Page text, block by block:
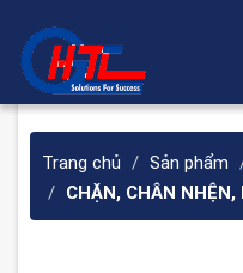
Trang chủ Sản phẩm
CHẶN, CHÂN